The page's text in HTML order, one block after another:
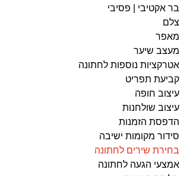
בר אקטיבי | פסיבי
צלם
מאפר
מעצב שיער
אטרקציות נוספות לחתונה
קביעת תפריט
עיצוב חופה
עיצוב שולחנות
הדפסת הזמנות
סידור מקומות ישיבה
בחירת שירים לחתונה
אמצעי הגעה לחתונה